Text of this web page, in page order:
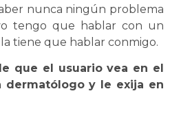
nunca ningún problema
tengo que hablar con un
tiene que hablar conmigo.
que el usuario vea en el
dermatólogo y le exija en